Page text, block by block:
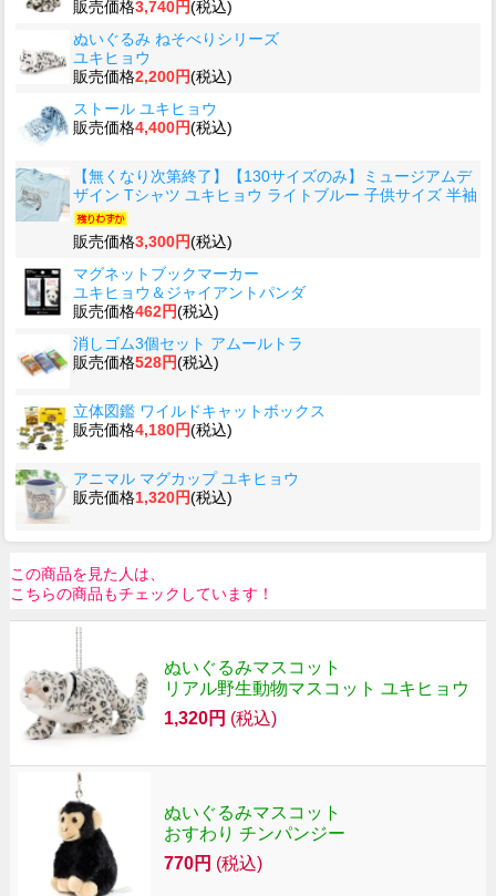
販売価格3,740円(税込)
ぬいぐるみ ねそべりシリーズ
ユキヒョウ
販売価格2,200円(税込)
ストール ユキヒョウ
販売価格4,400円(税込)
【無くなり次第終了】【130サイズのみ】ミュージアムデ
ザイン Tシャツ ユキヒョウ ライトブルー 子供サイズ 半袖
販売価格3,300円(税込)
マグネットブックマーカー
ユキヒョウ＆ジャイアントパンダ
販売価格462円(税込)
消しゴム3個セット アムールトラ
販売価格528円(税込)
立体図鑑 ワイルドキャットボックス
販売価格4,180円(税込)
アニマル マグカップ ユキヒョウ
販売価格1,320円(税込)
この商品を見た人は、
こちらの商品もチェックしています！
ぬいぐるみマスコット
リアル野生動物マスコット ユキヒョウ
1,320円 (税込)
ぬいぐるみマスコット
おすわり チンパンジー
770円 (税込)